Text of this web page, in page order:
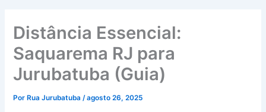
Distância Essencial:
Saquarema RJ para
Jurubatuba (Guia)
Por Rua Jurubatuba/agosto 26, 2025